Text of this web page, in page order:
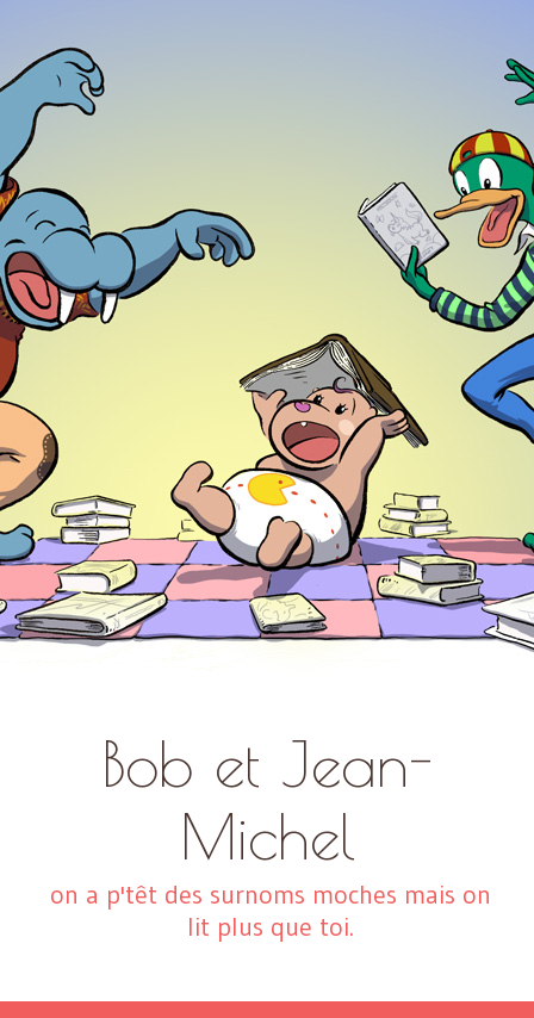
Bob et Jean-
Michel
on a p'têt des surnoms moches mais on
lit plus que toi.